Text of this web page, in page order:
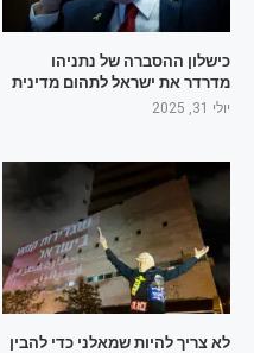
כישלון ההסברה של נתניהו
מדרדר את ישראל לתהום מדינית
יולי 31, 2025
לא צריך להיות שמאלני כדי להבין